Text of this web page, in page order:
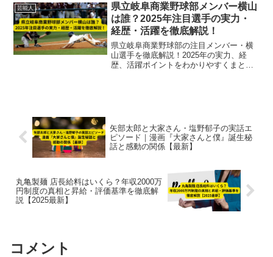
芸能人
県立岐阜商業野球部メンバー横山
は誰？2025年注目選手の実力・
経歴・活躍を徹底解説！
県立岐阜商業野球部の注目メンバー・横
山選手を徹底解説！2025年の実力、経
歴、活躍ポイントをわかりやすくまとめ
矢部太郎と大家さん・塩野郁子の実話エ
ピソード｜漫画『大家さんと僕』誕生秘
話と感動の関係【最新】
丸亀製麺 店長給料はいくら？年収2000万
円制度の真相と昇給・評価基準を徹底解
説【2025最新】
コメント